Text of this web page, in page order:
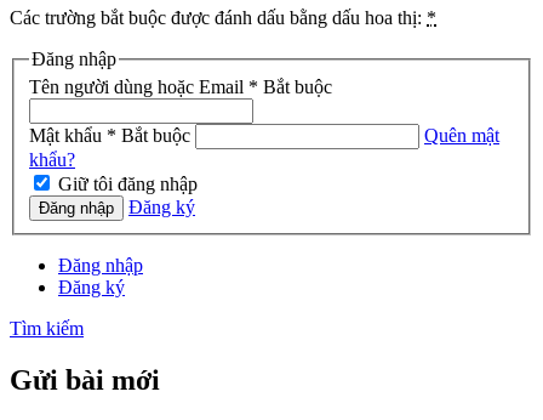
Các trường bắt buộc được đánh dấu bằng dấu hoa thị: *
Đăng nhập
Tên người dùng hoặc Email * Bắt buộc
Mật khẩu * Bắt buộc
Quên mật
khẩu?
Giữ tôi đăng nhập
Đăng nhập Đăng ký
Đăng nhập
Đăng ký
Tìm kiếm
Gửi bài mới